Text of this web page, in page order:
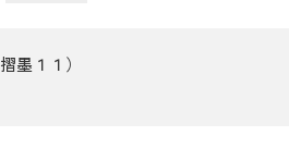
墨１１）